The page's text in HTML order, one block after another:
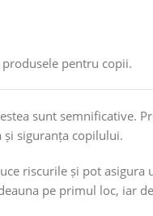
pentru copii.
sunt semnificative.
și siguranța copilului.
riscurile și pot asigura
pe primul loc, iar